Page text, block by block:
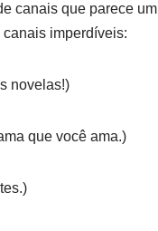
canais que parece
imperdíveis:
novelas!)
que você ama.)